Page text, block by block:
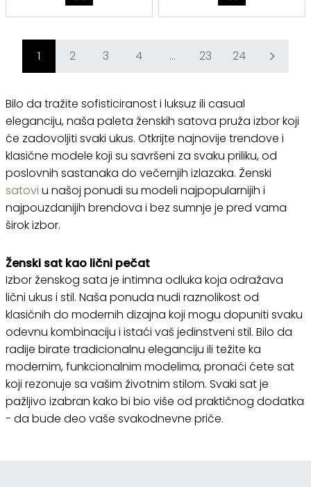
1 2 3 4 ... 23 24
Bilo da tražite sofisticiranost i luksuz ili casual
eleganciju, naša paleta ženskih satova pruža izbor koji
će zadovoljiti svaki ukus. Otkrijte najnovije trendove i
klasične modele koji su savršeni za svaku priliku, od
poslovnih sastanaka do večernjih izlazaka. Ženski
satovi u našoj ponudi su modeli najpopularnijih i
najpouzdanijih brendova i bez sumnje je pred vama
širok izbor.
Ženski sat kao lični pečat
Izbor ženskog sata je intimna odluka koja odražava
lični ukus i stil. Naša ponuda nudi raznolikost od
klasičnih do modernih dizajna koji mogu dopuniti svaku
odevnu kombinaciju i istaći vaš jedinstveni stil. Bilo da
radije birate tradicionalnu eleganciju ili težite ka
modernim, funkcionalnim modelima, pronaći ćete sat
koji rezonuje sa vašim životnim stilom. Svaki sat je
pažljivo izabran kako bi bio više od praktičnog dodatka
- da bude deo vaše svakodnevne priče.